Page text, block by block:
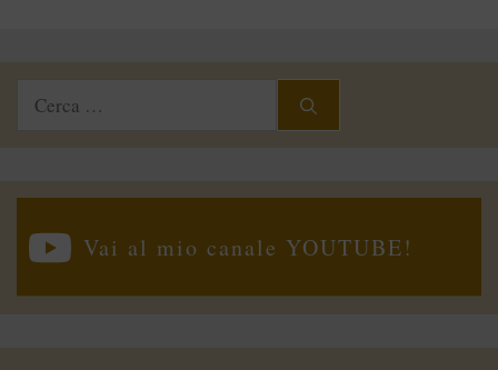
Ricerca
Vai al mio canale YOUTUBE!